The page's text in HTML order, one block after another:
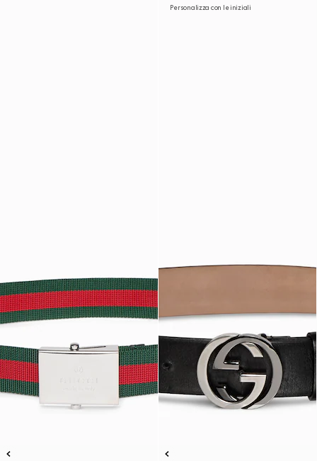
Personalizza con le iniziali